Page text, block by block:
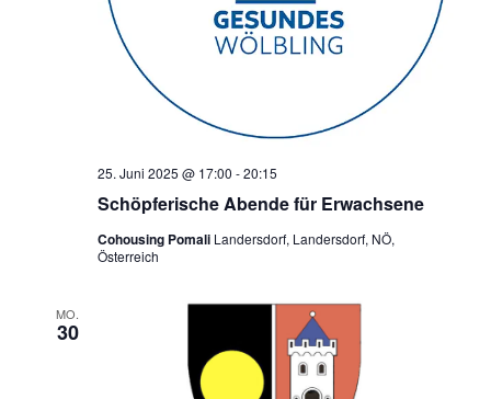
Schöpferische Abende für Erwachsene
25. Juni 2025 @ 17:00 -20:15
Cohousing Pomali Landersdorf, Landersdorf, NÖ,
Österreich
MO.
30